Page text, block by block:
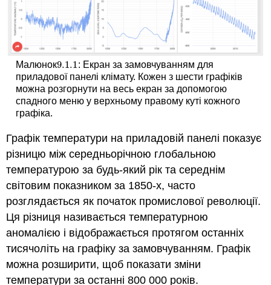
Малюнок9.1.1
9.1.1: Екран за замовчуванням для
приладової панелі клімату. Кожен з шести графіків
можна розгорнути на весь екран за допомогою
спадного меню у верхньому правому куті кожного
графіка.
Графік температури на приладовій панелі показує
різницю між середньорічною глобальною
температурою за будь-який рік та середнім
світовим показником за 1850-х, часто
розглядається як початок промислової революції.
Ця різниця називається температурною
аномалією і відображається протягом останніх
тисячоліть на графіку за замовчуванням. Графік
можна розширити, щоб показати зміни
температури за останні 800 000 років.